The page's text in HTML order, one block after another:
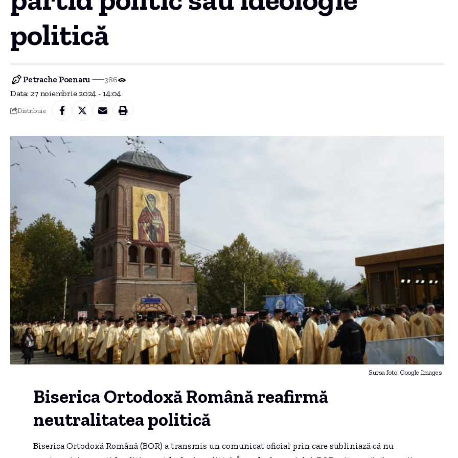
politică
Data: 27 noiembrie 2024 - 14:04
Petrache Poenaru 386
Distribuie
Sursa foto: Google Images
Biserica Ortodoxă Română reafirmă
neutralitatea politică
Biserica Ortodoxă Română (BOR) a transmis un comunicat oficial prin care subliniază că nu